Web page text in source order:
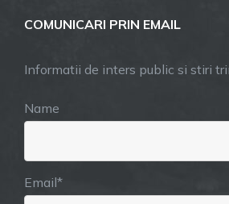
COMUNICARI PRIN EMAIL
Informatii de inters public si stiri
Name
Email*